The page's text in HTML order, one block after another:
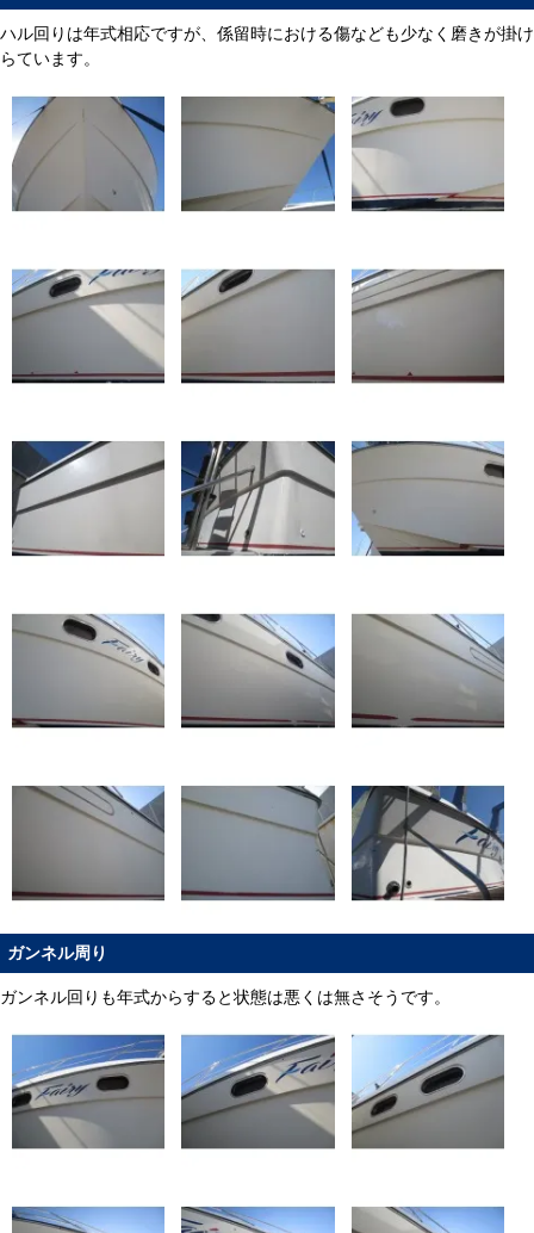
ハル回りは年式相応ですが、係留時における傷なども少なく磨きが掛け
らています。
ガンネル周り
ガンネル回りも年式からすると状態は悪くは無さそうです。